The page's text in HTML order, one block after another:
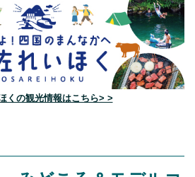
くの観光情報はこちら> >